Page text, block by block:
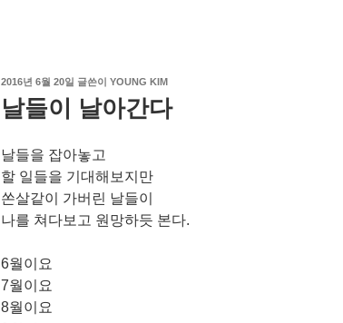
작
일
2016년 6월 20일 글쓴이 YOUNG KIM
날들이 날아간다
날들을 잡아놓고
할 일들을 기대해보지만
쏜살같이 가버린 날들이
나를 쳐다보고 원망하듯 본다.
6월이요
7월이요
8월이요